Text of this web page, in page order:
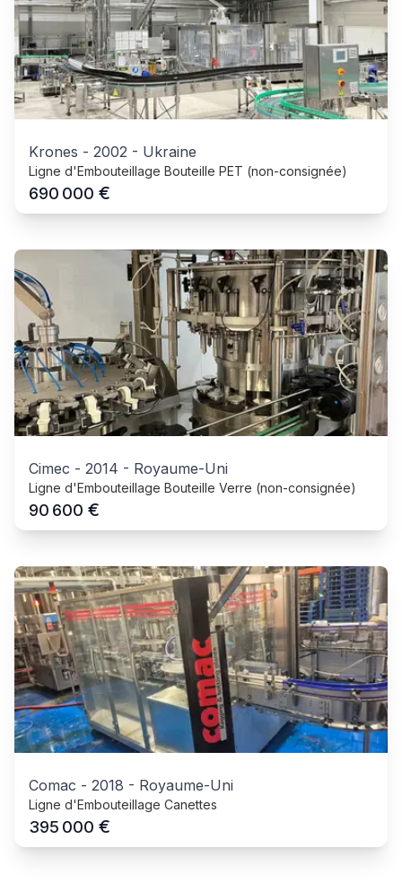
Krones - 2002 - Ukraine
Ligne d'Embouteillage Bouteille PET (non-consignée)
690 000 €
Cimec - 2014 - Royaume-Uni
Ligne d'Embouteillage Bouteille Verre (non-consignée)
90 600 €
Comac - 2018 - Royaume-Uni
Ligne d'Embouteillage Canettes
395 000 €